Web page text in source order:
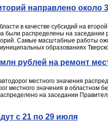
направлено около
в качестве субсидий на
распределены на заседании
Самые масштабные работы
образованиях
рублей на ремонт
местного значения
местного значения в областном
на заседании
с 21 по 29 июля